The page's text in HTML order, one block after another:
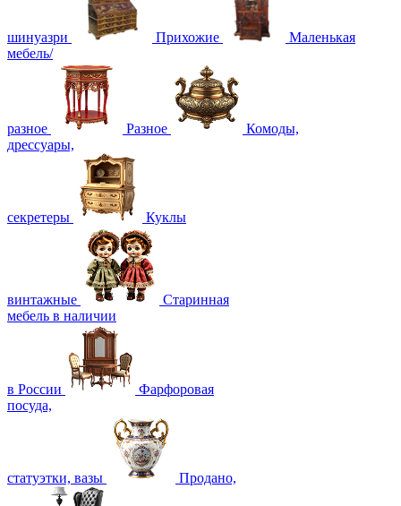
шинуазри Прихожие
Маленькая
мебель/
разное Разное
Комоды,
дрессуары,
секретеры Куклы
винтажные
Старинная
мебель в наличии
в России
Фарфоровая
посуда,
статуэтки, вазы Продано,